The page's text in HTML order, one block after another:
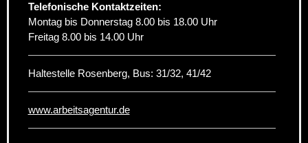
Telefonische Kontaktzeiten:
Montag bis Donnerstag 8.00 bis 18.00 Uhr
Freitag 8.00 bis 14.00 Uhr
Haltestelle Rosenberg, Bus: 31/32, 41/42
www.arbeitsagentur.de